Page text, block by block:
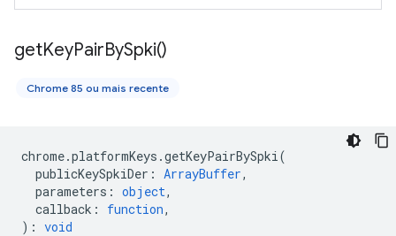
getKeyPairBySpki()
Chrome 85 ou mais recente
chrome.platformKeys .getKeyPairBySpki(
publicKeySpkiDer : ArrayBuffer,
parameters : object,
callback : function,
) : void